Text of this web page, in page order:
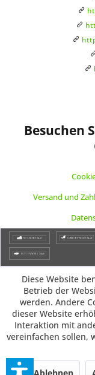
Besuchen
Versand und
Diese Website
Betrieb der
werden. Andere
dieser Website
Interaktion mit
vereinfachen sollen,